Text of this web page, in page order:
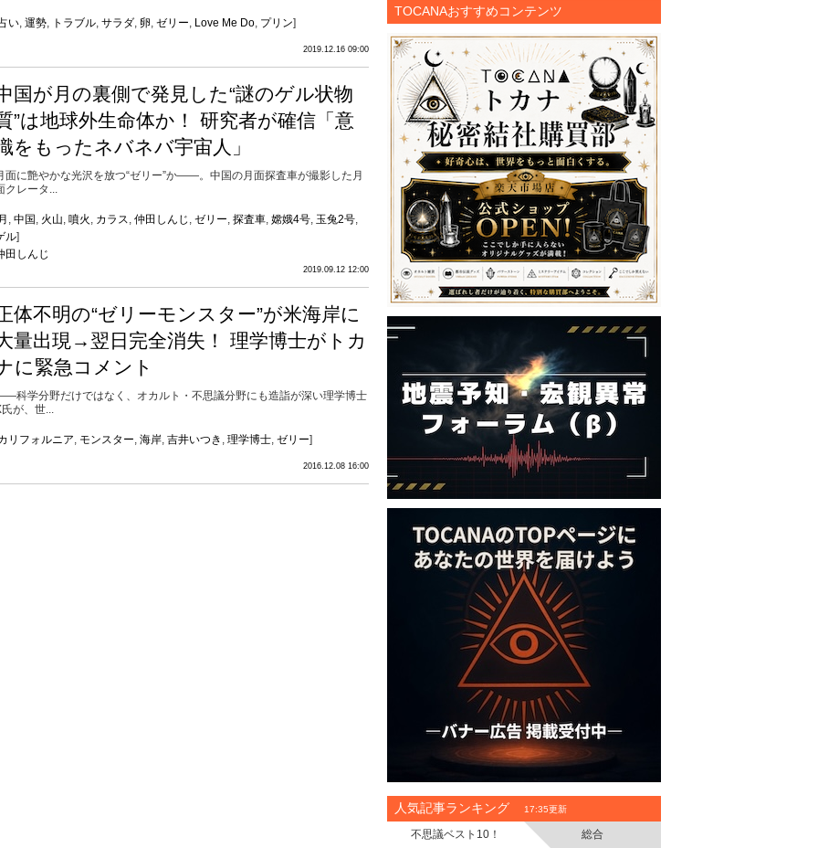
い, 運勢, トラブル, サラダ, 卵, ゼリー, Love Me Do, プリン]
2019.12.16 09:00
国が月の裏側で発見した“謎のゲル状物
”は地球外生命体か！ 研究者が確信「意
をもったネバネバ宇宙人」
面に艶やかな光沢を放つ“ゼリー”か――。中国の月面探査車が撮影した月
クレータ...
, 中国 , 火山, 噴火 , カラス, 仲田しんじ , ゼリー, 探査車, 嫦娥4号, 玉兔2号,
ル]
2019.09.12 12:00
田しんじ
体不明の“ゼリーモンスター”が米海岸に
量出現→翌日完全消失！ 理学博士がトカ
に緊急コメント
科学分野だけではなく、オカルト・不思議分野にも造詣が深い理学博士
が、世...
リフォルニア, モンスター, 海岸, 吉井いつき , 理学博士, ゼリー]
2016.12.08 16:00
TOCANAおすすめコンテンツ
人気記事ランキング 17:35更新
不思議ベスト10！ 総合